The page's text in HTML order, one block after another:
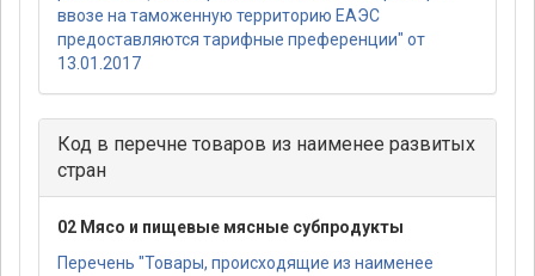
ввозе на таможенную территорию ЕАЭС
предоставляются тарифные преференции" от
13.01.2017
Код в перечне товаров из наименее развитых
стран
02 Мясо и пищевые мясные субпродукты
Перечень "Товары, происходящие из наименее